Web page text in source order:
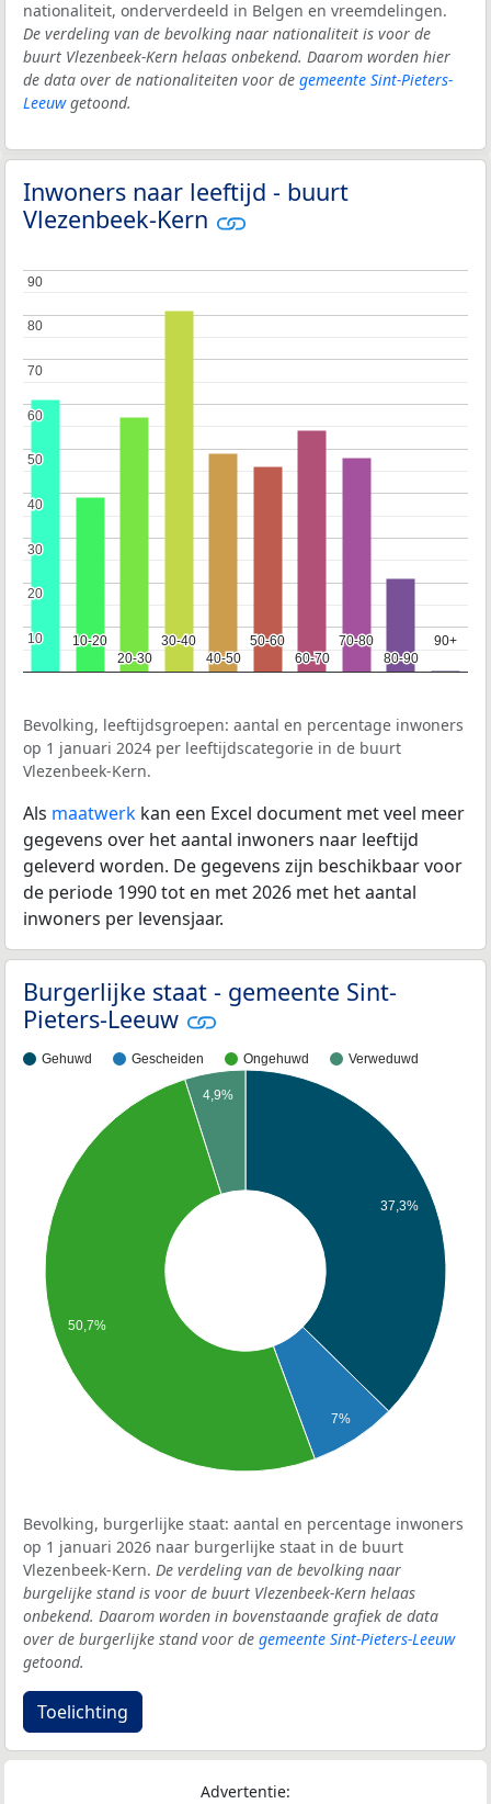
nationaliteit, onderverdeeld in Belgen en vreemdelingen.
De verdeling van de bevolking naar nationaliteit is voor de
buurt Vlezenbeek-Kern helaas onbekend. Daarom worden hier
de data over de nationaliteiten voor de gemeente Sint-Pieters-
Leeuwgetoond.
Inwoners naar leeftijd - buurt
Vlezenbeek-Kern
10-20
10-20
20-30
20-30
30-40
30-40
40-50
40-50
50-60
50-60
60-70
60-70
70-80
70-80
80-90
80-90
90+
90+
10
10
20
20
30
30
40
40
50
50
60
60
70
70
80
80
90
90
Bevolking, leeftijdsgroepen: aantal en percentage inwoners
op 1 januari 2024 per leeftijdscategorie in de buurt
Vlezenbeek-Kern.
Als maatwerk kan een Excel document met veel meer
gegevens over het aantal inwoners naar leeftijd
geleverd worden. De gegevens zijn beschikbaar voor
de periode 1990 tot en met 2026 met het aantal
inwoners per levensjaar.
Burgerlijke staat - gemeente Sint-
Pieters-Leeuw
Gehuwd Gescheiden Ongehuwd Verweduwd
37,3%
7%
4,9%
50,7%
Bevolking, burgerlijke staat: aantal en percentage inwoners
op 1 januari 2026 naar burgerlijke staat in de buurt
Vlezenbeek-Kern. De verdeling van de bevolking naar
burgelijke stand is voor de buurt Vlezenbeek-Kern helaas
onbekend. Daarom worden in bovenstaande grafiek de data
over de burgerlijke stand voor de gemeente Sint-Pieters-Leeuw
getoond.
Toelichting
Advertentie: